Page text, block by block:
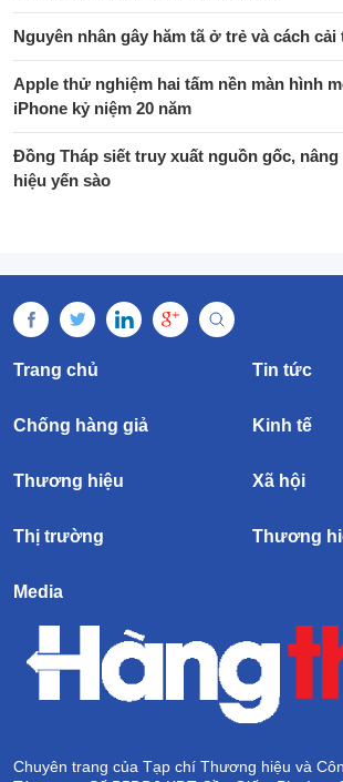
Nguyên nhân gây hăm tã ở trẻ và cách cải
Apple thử nghiệm hai tấm nền màn hình
iPhone kỷ niệm 20 năm
Đồng Tháp siết truy xuất nguồn gốc,
hiệu yến sào
Trang chủ Tin tức
Chống hàng giả Kinh tế
Thương hiệu Xã hội
Thị trường Thương
Media
Chuyên trang của Tạp chí Thương hiệu và